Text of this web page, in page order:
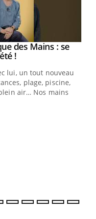
des Mains : se
!Youtube
lui, un tout nouveau
plage, piscine,
air… Nos mains